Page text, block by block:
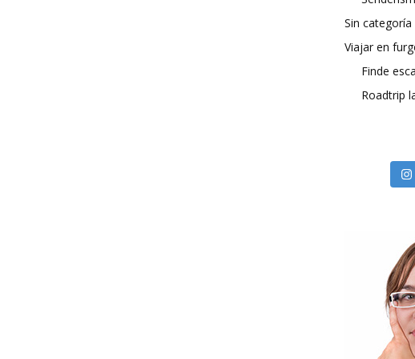
Sin categoría
Viajar en
Finde
Roadtrip